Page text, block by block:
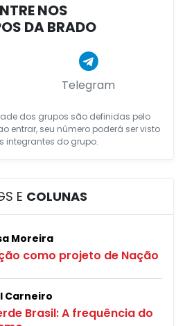
NOS
DA BRADO
Telegram
dos grupos são definidas pelo
entrar, seu número poderá ser visto
integrantes do grupo.
E COLUNAS
Moreira
como projeto de Nação
Carneiro
Brasil: A frequência do